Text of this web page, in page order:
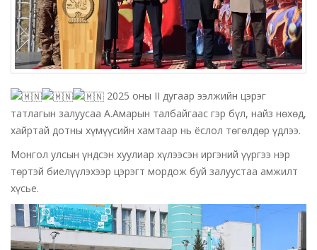
2025 оны II дугаар ээлжийн цэрэг
татлагын залуусаа А.Амарын талбайгаас гэр бүл, найз нөхөд,
хайртай дотны хүмүүсийн хамтаар нь ёслол төгөлдөр үдлээ.
Монгол улсын үндсэн хуулиар хүлээсэн иргэний үүргээ нэр
төртэй биелүүлэхээр цэрэгт мордож буй залуустаа амжилт
хүсье.